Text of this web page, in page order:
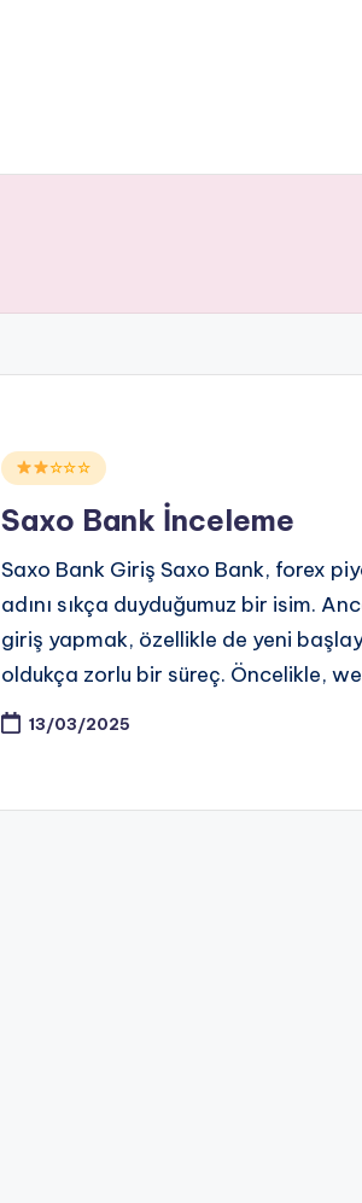
Posted☆☆☆
Saxo Bank İnceleme
Saxo Bank Giriş Saxo Bank, forex
adını sıkça duyduğumuz bir isim.
giriş yapmak, özellikle de yeni
oldukça zorlu bir süreç. Öncelikle,
13/03/2025